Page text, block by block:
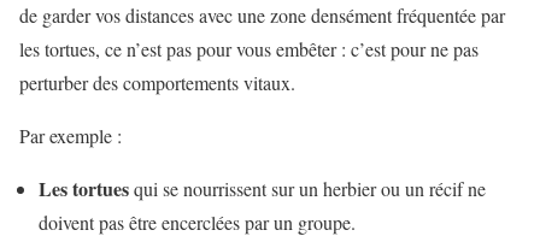
de garder vos distances avec une zone densément fréquentée par
les tortues, ce n’est pas pour vous embêter : c’est pour ne pas
perturber des comportements vitaux.
Par exemple :
Les tortuesqui se nourrissent sur un herbier ou un récif ne
doivent pas être encerclées par un groupe.